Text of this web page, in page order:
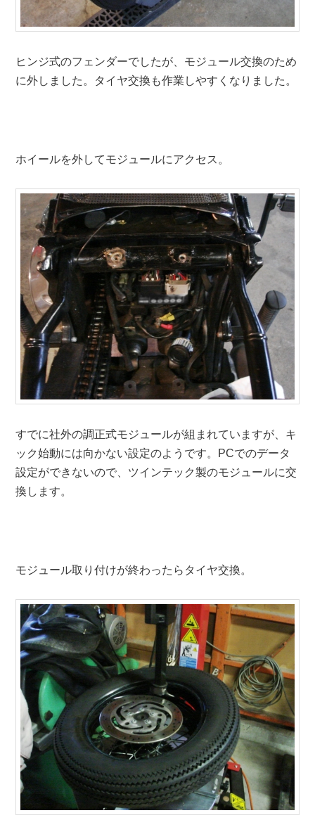
ヒンジ式のフェンダーでしたが、モジュール交換のため
に外しました。タイヤ交換も作業しやすくなりました。
ホイールを外してモジュールにアクセス。
すでに社外の調正式モジュールが組まれていますが、キ
ック始動には向かない設定のようです。PCでのデータ
設定ができないので、ツインテック製のモジュールに交
換します。
モジュール取り付けが終わったらタイヤ交換。